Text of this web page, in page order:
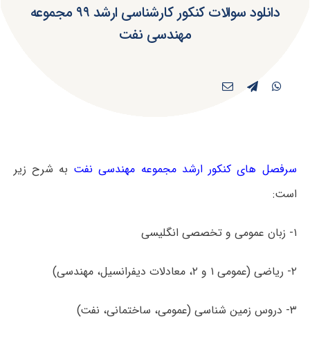
دانلود سوالات کنکور کارشناسی ارشد ۹۹ مجموعه
مهندسی نفت
سرفصل های کنکور ارشد مجموعه مهندسی نفت به شرح زیر
است:
۱- زبان عمومی و تخصصی انگلیسی
۲- ریاضی (عمومی ۱ و ۲، معادلات دیفرانسیل، مهندسی)
۳- دروس زمین شناسی (عمومی، ساختمانی، نفت)